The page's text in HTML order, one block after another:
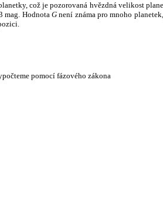
což je pozorovaná hvězdná velikost
mag. HodnotaG není známa pro mnoho
pomocí fázového zákona